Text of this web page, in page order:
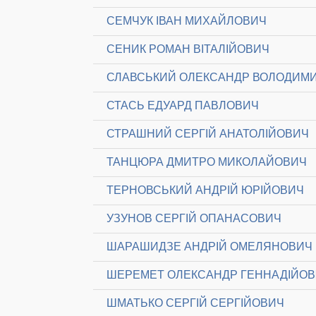
СЕМЧУК ІВАН МИХАЙЛОВИЧ
СЕНИК РОМАН ВІТАЛІЙОВИЧ
СЛАВСЬКИЙ ОЛЕКСАНДР
СТАСЬ ЕДУАРД ПАВЛОВИЧ
СТРАШНИЙ СЕРГІЙ АНАТОЛІЙОВИЧ
ТАНЦЮРА ДМИТРО МИКОЛАЙОВИЧ
ТЕРНОВСЬКИЙ АНДРІЙ ЮРІЙОВИЧ
УЗУНОВ СЕРГІЙ ОПАНАСОВИЧ
ШАРАШИДЗЕ АНДРІЙ ОМЕЛЯНОВИЧ
ШЕРЕМЕТ ОЛЕКСАНДР
ШМАТЬКО СЕРГІЙ СЕРГІЙОВИЧ